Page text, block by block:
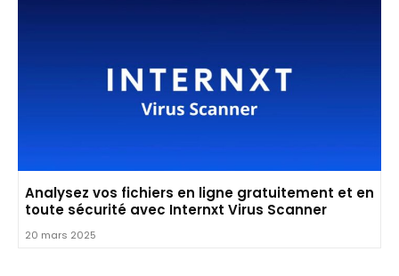
Analysez vos fichiers en ligne gratuitement et en
toute sécurité avec Internxt Virus Scanner
20 mars 2025